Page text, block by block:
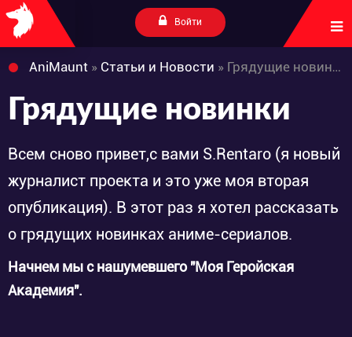
Войти
AniMaunt » Статьи и Новости » Грядущие новинки
Грядущие новинки
Всем сново привет,с вами S.Rentaro (я новый
журналист проекта и это уже моя вторая
опубликация). В этот раз я хотел рассказать
о грядущих новинках аниме-сериалов.
Начнем мы с нашумевшего "Моя Геройская
Академия".